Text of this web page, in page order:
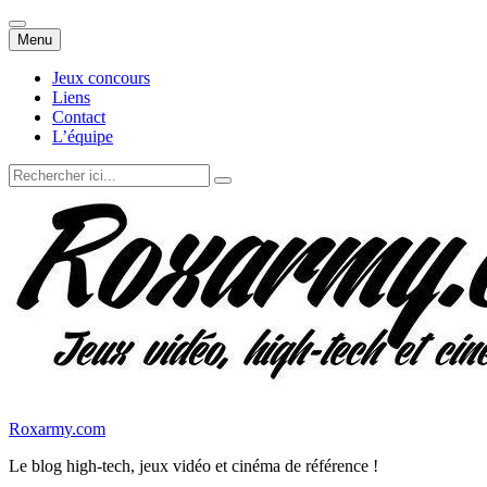
Menu Aller
au
contenu
Jeux concours
Liens
Contact
L’équipe
Recherche
pour
Roxarmy.com
Le blog high-tech, jeux vidéo et cinéma de référence !